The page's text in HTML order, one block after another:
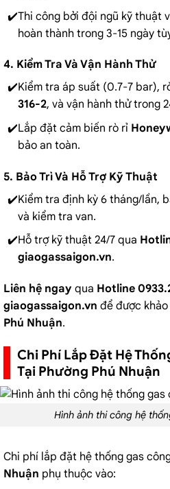
Thi công bởi đội ngũ kỹ thuật
hoàn thành trong 3-15 ngày
4. Kiểm Tra Và Vận Hành Thử
Kiểm tra áp suất (0.7-7 bar),
316-2, và vận hành thử trong
Lắp đặt cảm biến rò rỉ
bảo an toàn.
5. Bảo Trì Và Hỗ Trợ Kỹ Thuật
Kiểm tra định kỳ 6 tháng/lần,
và kiểm tra van.
Hỗ trợ kỹ thuật 24/7 qua
giaogassaigon.vn.
Liên hệ ngay qua Hotline
giaogassaigon.vn để được
Phú Nhuận.
Chi Phí Lắp Đặt Hệ
Tại Phường Phú Nhuận
Hình ảnh thi công hệ
Chi phí lắp đặt hệ thống gas
Nhuận phụ thuộc vào: